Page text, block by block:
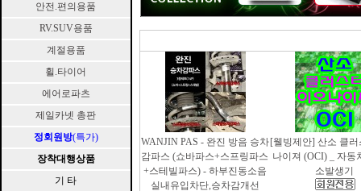
안전.편의용품
RV.SUV용품
계절용품
휠.타이어
에어로파츠
제일카넷 총판
정회원방(특가)
장착대행상품
기 타
WANJIN PAS - 완진 방음 승차
감파스 (쇼바파스+스프링파스
+스테빌파스) - 하부진동소음
실내유입차단,승차감개선
[웰빙제안] 산소 클
나이져 (OCI) _ 자동
소발생기